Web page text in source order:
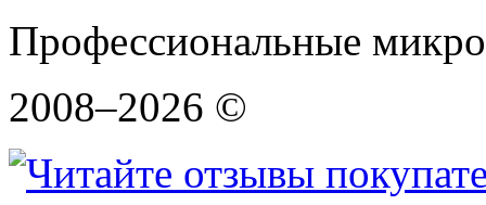
Профессиональные
2008–2026 ©